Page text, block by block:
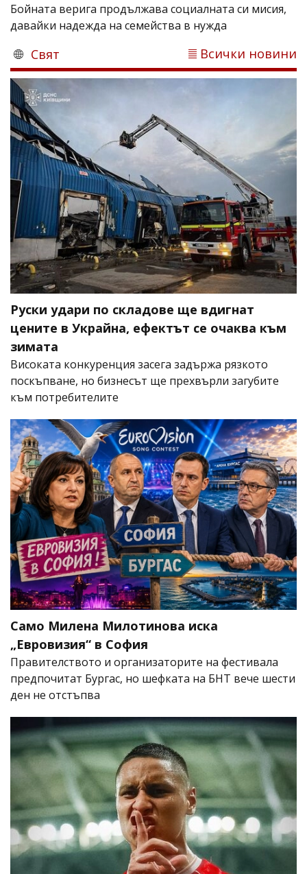
Бойната верига продължава социалната си мисия,
давайки надежда на семейства в нужда
Свят Всички новини
Руски удари по складове ще вдигнат
цените в Украйна, ефектът се очаква към
зимата
Високата конкуренция засега задържа рязкото
поскъпване, но бизнесът ще прехвърли загубите
към потребителите
Само Милена Милотинова иска
„Евровизия“ в София
Правителството и организаторите на фестивала
предпочитат Бургас, но шефката на БНТ вече шести
ден не отстъпва